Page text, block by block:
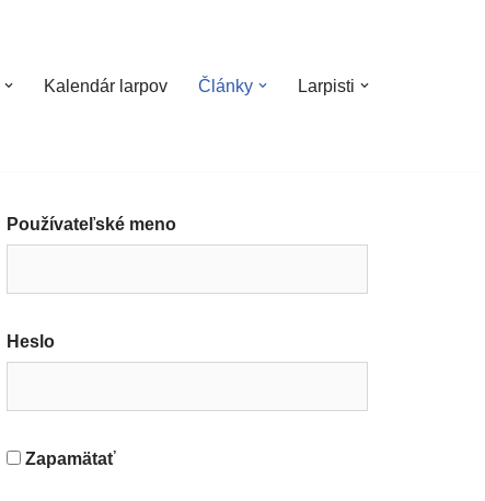
Kalendár larpov Články Larpisti
Používateľské meno
Heslo
Zapamätať